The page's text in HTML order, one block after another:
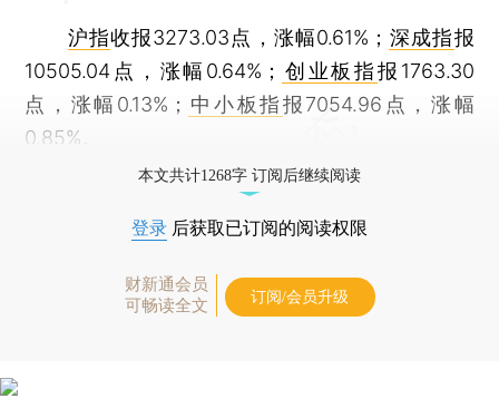
沪指收报3273.03点，涨幅0.61%； 深成指报
10505.04点，涨幅0.64%； 创业板指报1763.30
点，涨幅0.13%； 中小板指报7054.96点，涨幅
0.85%。
本文共计1268字 订阅后继续阅读
登录 后获取已订阅的阅读权限
财新通会员
可畅读全文
订阅/会员升级